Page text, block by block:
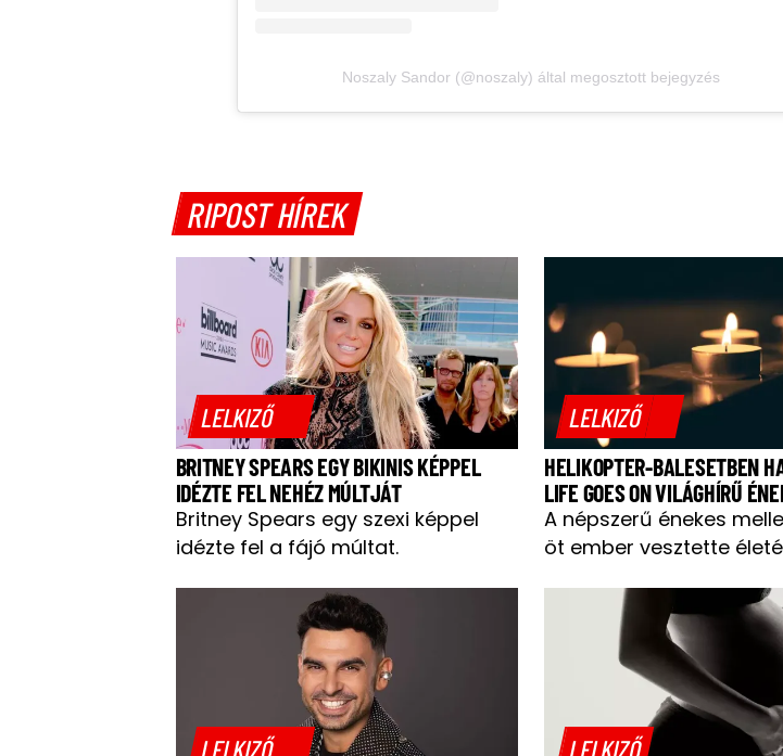
Noszaly Sandor (@noszaly) által megosztott bejegyzés
RIPOST HÍREK
LELKIZŐ
BRITNEY SPEARS EGY BIKINIS KÉPPEL
IDÉZTE FEL NEHÉZ MÚLTJÁT
Britney Spears egy szexi képpel
idézte fel a fájó múltat.
LELKIZŐ
HELIKOPTER-BALESETBEN
LIFE GOES ON VILÁGHÍRŰ
A népszerű énekes
öt ember vesztette
LELKIZŐ LELKIZŐ